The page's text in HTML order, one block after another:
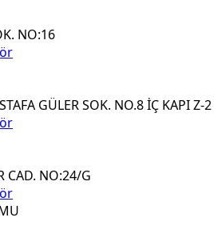
NO:16
GÜLER SOK. NO.8 İÇ KAPI Z-2
CAD. NO:24/G